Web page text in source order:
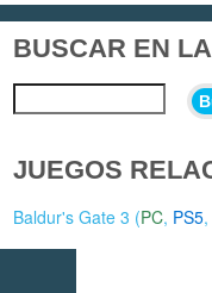
BUSCAR EN
JUEGOS
Baldur's Gate 3 (PC, PS5